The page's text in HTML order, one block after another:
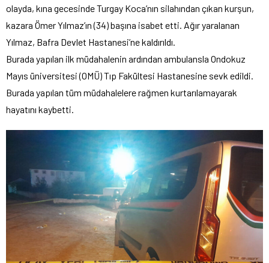
olayda, kına gecesinde Turgay Koca’nın silahından çıkan kurşun,
kazara Ömer Yılmaz’ın (34) başına isabet etti. Ağır yaralanan
Yılmaz, Bafra Devlet Hastanesi’ne kaldırıldı.
Burada yapılan ilk müdahalenin ardından ambulansla Ondokuz
Mayıs üniversitesi (OMÜ) Tıp Fakültesi Hastanesine sevk edildi.
Burada yapılan tüm müdahalelere rağmen kurtarılamayarak
hayatını kaybetti.